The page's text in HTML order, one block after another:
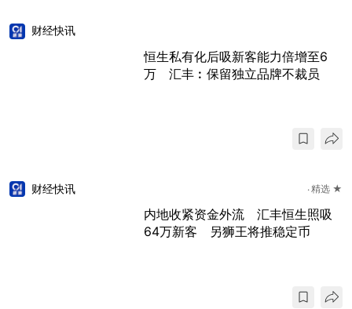
财经快讯
恒生私有化后吸新客能力倍增至6
万 汇丰︰保留独立品牌不裁员
财经快讯 精选 ★
内地收紧资金外流 汇丰恒生照吸
64万新客 另狮王将推稳定币